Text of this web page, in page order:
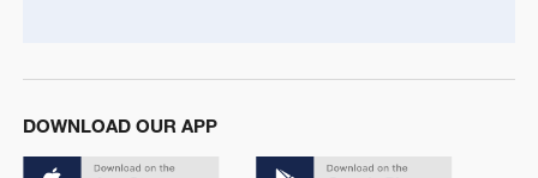
DOWNLOAD OUR APP